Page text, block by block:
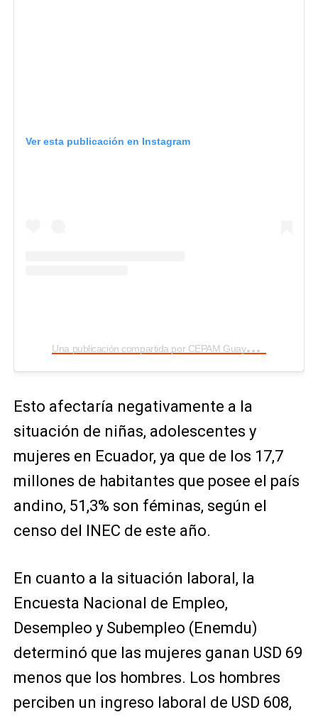
Ver esta publicación en Instagram
U
na publicación compartida por CEPAM Guayaquil (@cepam.gye)
Esto afectaría negativamente a la
situación de niñas, adolescentes y
mujeres en Ecuador, ya que de los 17,7
millones de habitantes que posee el país
andino, 51,3% son féminas, según el
censo del INEC de este año.
En cuanto a la situación laboral, la
Encuesta Nacional de Empleo,
Desempleo y Subempleo (Enemdu)
determinó que las mujeres ganan USD 69
menos que los hombres. Los hombres
perciben un ingreso laboral de USD 608,